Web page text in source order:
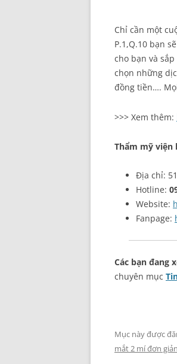
Chỉ cần một
P.1,Q.10 bạn
cho bạn và
chọn những
đồng tiền….
>>> Xem thêm:
Thẩm mỹ viện
Địa chỉ:
Hotline:
Website:
Fanpage:
Các bạn đang
chuyên mục
Mục này được
mắt 2 mí đơn giản